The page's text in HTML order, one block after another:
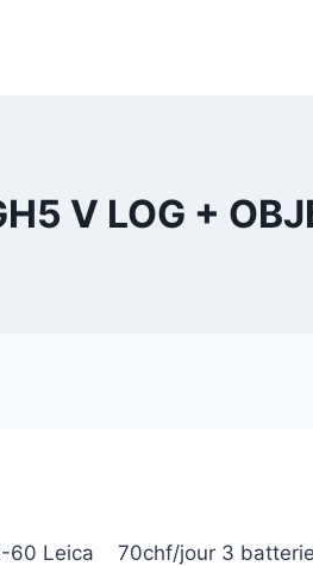
V LOG +
60 Leica 70chf/jour 3